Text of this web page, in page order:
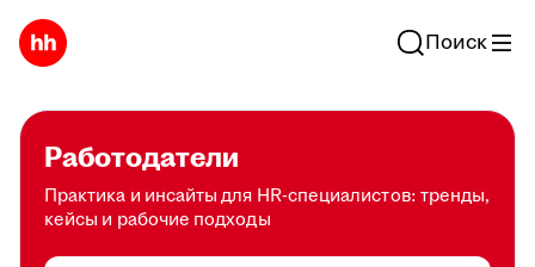
Поиск
Работодатели
Практика и инсайты для HR-специалистов: тренды,
кейсы и рабочие подходы